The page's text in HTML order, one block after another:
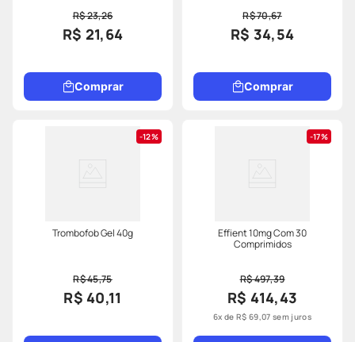
R$ 23,26
R$ 21,64
Comprar
R$ 70,67
R$ 34,54
Comprar
12%
Trombofob Gel 40g
R$ 45,75
R$ 40,11
17%
Effient 10mg Com 30
Comprimidos
R$ 497,39
R$ 414,43
6x deR$ 69,07 sem juros